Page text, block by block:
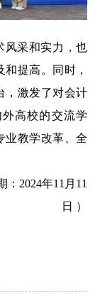
风采和实力，也
提高。同时，
，激发了对会计
高校的交流学
业教学改革、全
：2024年11月11
日 ）